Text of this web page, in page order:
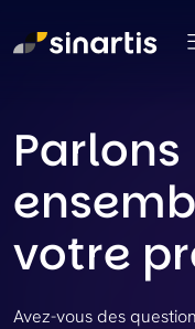
Parlons
votre
Avez-vous des